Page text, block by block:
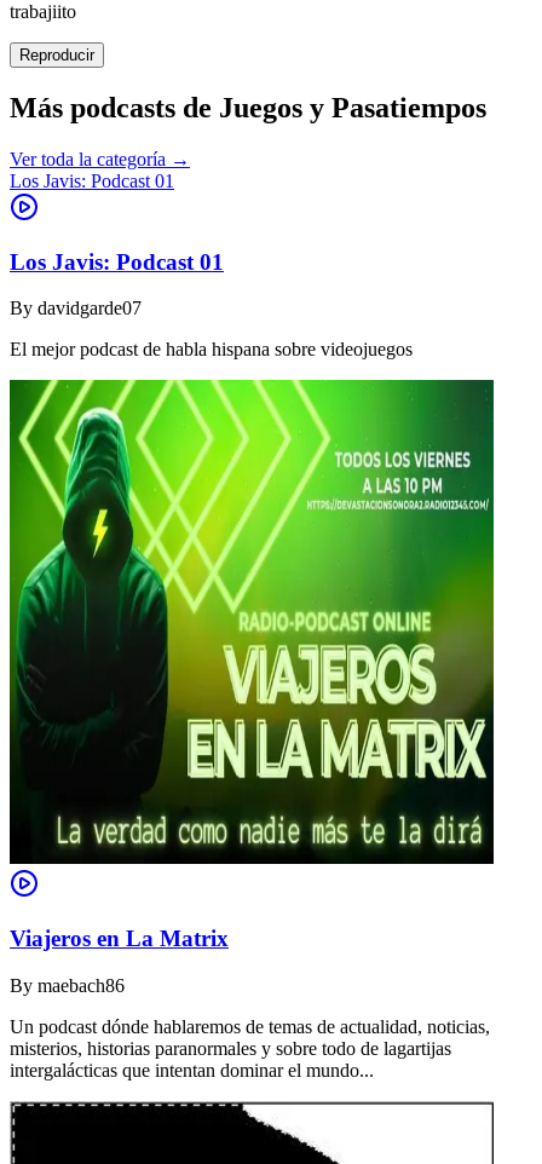
trabajiito
Reproducir
Más podcasts de Juegos y Pasatiempos
Ver toda la categoría →
Los Javis: Podcast 01
Los Javis: Podcast 01
By davidgarde07
El mejor podcast de habla hispana sobre videojuegos
Viajeros en La Matrix
By maebach86
Un podcast dónde hablaremos de temas de actualidad, noticias,
misterios, historias paranormales y sobre todo de lagartijas
intergalácticas que intentan dominar el mundo...